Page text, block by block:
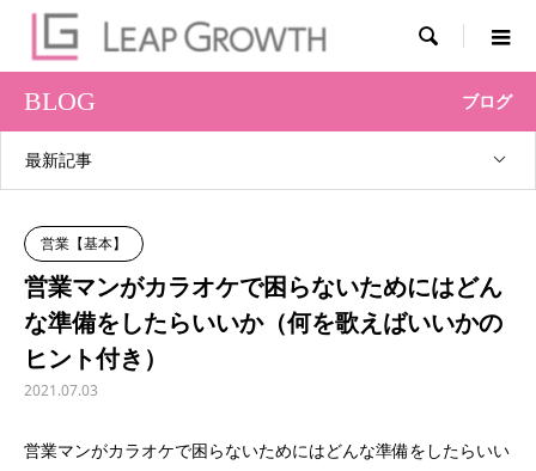

BLOG ブログ
最新記事
営業【基本】
営業マンがカラオケで困らないためにはどん
な準備をしたらいいか（何を歌えばいいかの
ヒント付き）
2021.07.03
営業マンがカラオケで困らないためにはどんな準備をしたらいい